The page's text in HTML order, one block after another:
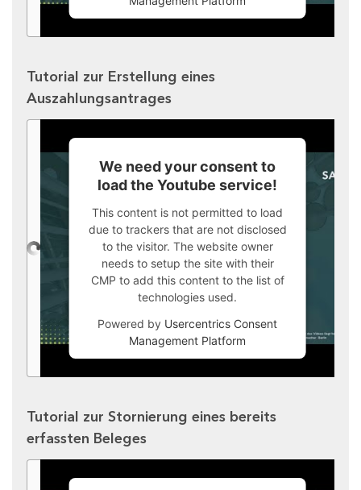
Tutorial zur Erstellung eines
Auszahlungsantrages
We need your consent to
load the Youtube service!
This content is not permitted to load
due to trackers that are not disclosed
to the visitor. The website owner
needs to setup the site with their
CMP to add this content to the list of
technologies used.
Powered by Usercentrics Consent
Management Platform
Tutorial zur Stornierung eines bereits
erfassten Beleges